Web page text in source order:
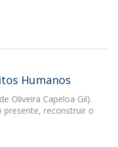
Humanos
Oliveira Capeloa Gil).
presente, reconstruir o